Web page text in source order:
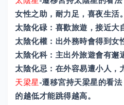
女性之助，耐力足，喜夜生活。
太陰化碌：喜歡旅遊，接近大
太陰化權：出外務時會得到女
太陰化科：主出外旅遊會有邂
太陰化忌：在外容易遭小人，
天梁星-遷移宮持天梁星的看
的越低才能跳得越高。